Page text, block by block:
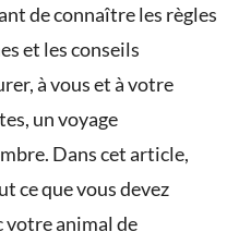
de connaître les règles
et lesconseils
à vous et à votre
un voyage
Dans cet article,
ce que vous devez
votre animal de